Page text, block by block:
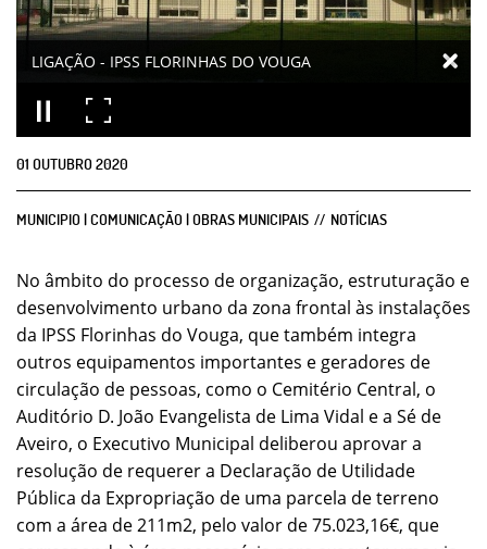
LIGAÇÃO - IPSS FLORINHAS DO VOUGA
01 OUTUBRO2020
MUNICIPIO | COMUNICAÇÃO | OBRAS MUNICIPAIS NOTÍCIAS
No âmbito do processo de organização, estruturação e
desenvolvimento urbano da zona frontal às instalações
da IPSS Florinhas do Vouga, que também integra
outros equipamentos importantes e geradores de
circulação de pessoas, como o Cemitério Central, o
Auditório D. João Evangelista de Lima Vidal e a Sé de
Aveiro, o Executivo Municipal deliberou aprovar a
resolução de requerer a Declaração de Utilidade
Pública da Expropriação de uma parcela de terreno
com a área de 211m2, pelo valor de 75.023,16€, que